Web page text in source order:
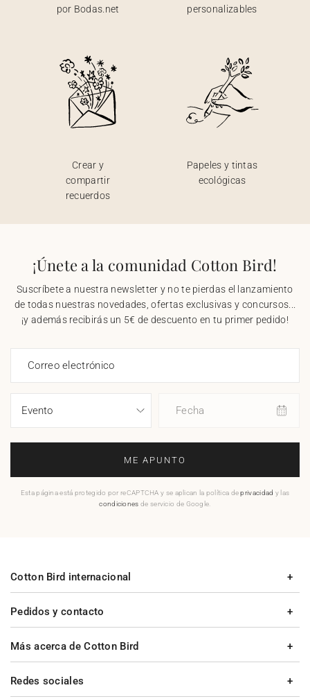
por Bodas.net
personalizables
Crear y
compartir
recuerdos
Papeles y tintas
ecológicas
¡Únete a la comunidad Cotton Bird!
Suscríbete a nuestra newsletter y no te pierdas el lanzamiento
de todas nuestras novedades, ofertas exclusivas y concursos...
¡y además recibirás un 5€ de descuento en tu primer pedido!
Correo electrónico
Fecha
ME APUNTO
Esta página está protegido por reCAPTCHA y se aplican la política deprivacidad y las
condiciones de servicio de Google.
Pedidos y contacto
Más acerca de Cotton Bird
Cotton Bird internacional
Redes sociales